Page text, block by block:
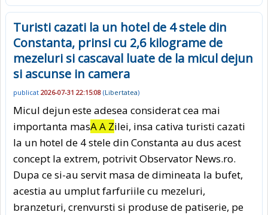
Turisti cazati la un hotel de 4 stele din
Constanta, prinsi cu 2,6 kilograme de
mezeluri si cascaval luate de la micul dejun
si ascunse in camera
publicat 2026-07-31 22:15:08 (Libertatea)
Micul dejun este adesea considerat cea mai
importanta masA A Zilei, insa cativa turisti cazati
la un hotel de 4 stele din Constanta au dus acest
concept la extrem, potrivit Observator News.ro.
Dupa ce si-au servit masa de dimineata la bufet,
acestia au umplut farfuriile cu mezeluri,
branzeturi, crenvursti si produse de patiserie, pe